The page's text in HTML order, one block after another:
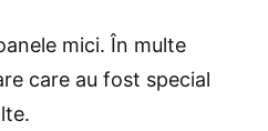
mici. În multe
care au fost special